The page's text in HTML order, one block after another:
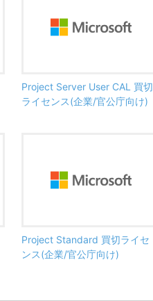
Project Server User CAL 買切
ライセンス(企業/官公庁向け)
Project Standard 買切ライセ
ンス(企業/官公庁向け)